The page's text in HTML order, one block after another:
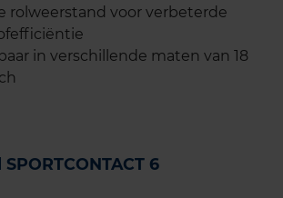
rolweerstand voor verbeterde
in verschillende maten van 18
6